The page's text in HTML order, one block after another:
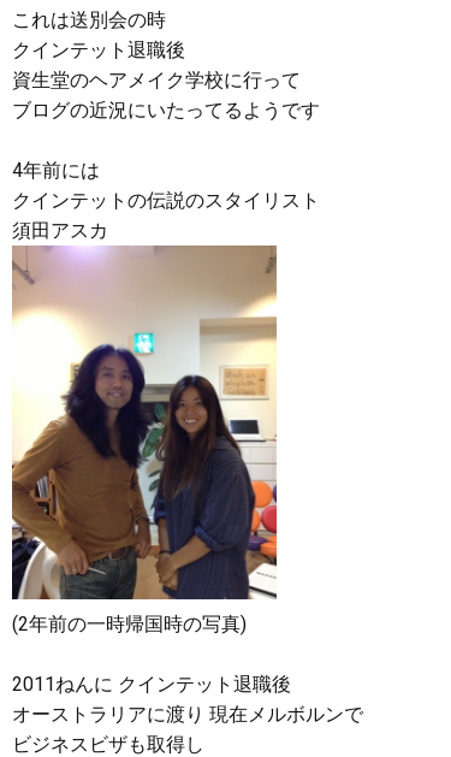
これは送別会の時
クインテット退職後
資生堂のヘアメイク学校に行って
ブログの近況にいたってるようです
4年前には
クインテットの伝説のスタイリスト
須田アスカ
(2年前の一時帰国時の写真)
2011ねんに クインテット退職後
オーストラリアに渡り 現在メルボルンで
ビジネスビザも取得し